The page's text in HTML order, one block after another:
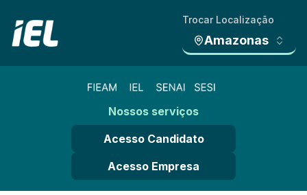
Trocar Localização
Amazonas
Nossos serviços
Acesso Candidato
Acesso Empresa